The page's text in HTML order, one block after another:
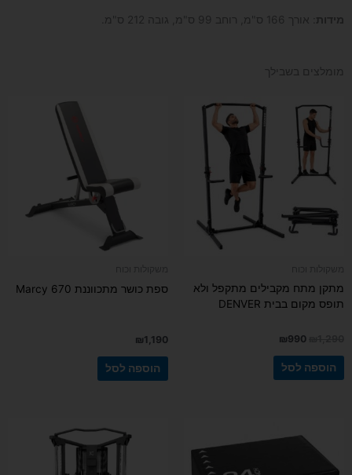
מידות : אורך 166 ס"מ, רוחב 99 ס"מ, גובה 212 ס"מ.
מומלצים בשבילך
מתקן מתח מקבילים מתקפל ולא
תופס מקום בבית DENVER
המקורי
₪1,290.
₪990
הנוכחי
הוא:
הוספה לסל
ספת כושר מתכווננת Marcy 670
₪1,190
הוספה לסל